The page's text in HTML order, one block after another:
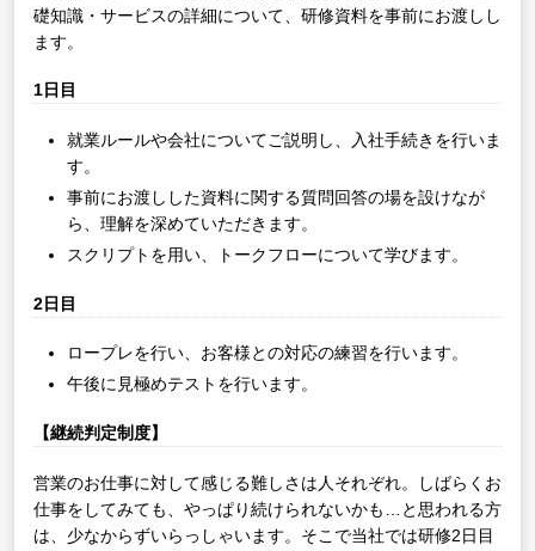
礎知識・サービスの詳細について、研修資料を事前にお渡しし
ます。
1日目
就業ルールや会社についてご説明し、入社手続きを行いま
す。
事前にお渡しした資料に関する質問回答の場を設けなが
ら、理解を深めていただきます。
スクリプトを用い、トークフローについて学びます。
2日目
ロープレを行い、お客様との対応の練習を行います。
午後に見極めテストを行います。
【継続判定制度】
営業のお仕事に対して感じる難しさは人それぞれ。しばらくお
仕事をしてみても、やっぱり続けられないかも…と思われる方
は、少なからずいらっしゃいます。そこで当社では研修2日目